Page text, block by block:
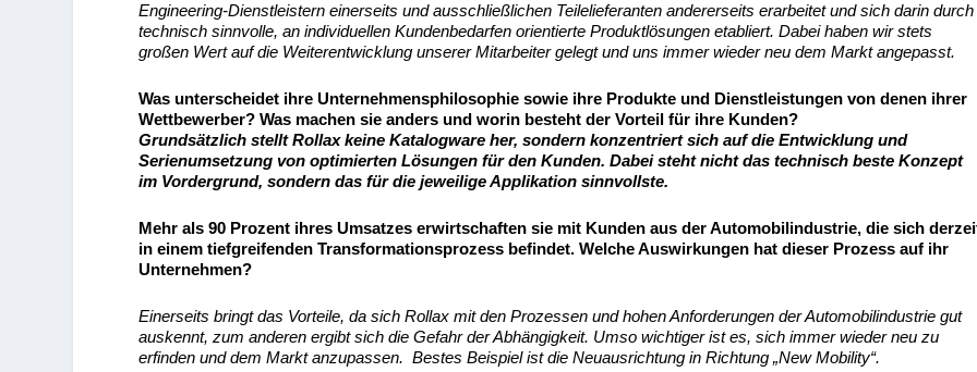
Engineering-Dienstleistern einerseits und ausschließlichen Teilelieferanten andererseits erarbeitet und sich darin durch
technisch sinnvolle, an individuellen Kundenbedarfen orientierte Produktlösungen etabliert. Dabei haben wir stets
großen Wert auf die Weiterentwicklung unserer Mitarbeiter gelegt und uns immer wieder neu dem Markt angepasst.
Was unterscheidet ihre Unternehmensphilosophie sowie ihre Produkte und Dienstleistungen von denen ihrer
Wettbewerber? Was machen sie anders und worin besteht der Vorteil für ihre Kunden?
Grundsätzlich stellt Rollax keine Katalogware her, sondern konzentriert sich auf die Entwicklung und
Serienumsetzung von optimierten Lösungen für den Kunden. Dabei steht nicht das technisch beste Konzept
im Vordergrund, sondern das für die jeweilige Applikation sinnvollste.
Mehr als 90 Prozent ihres Umsatzes erwirtschaften sie mit Kunden aus der Automobilindustrie, die sich
in einem tiefgreifenden Transformationsprozess befindet. Welche Auswirkungen hat dieser Prozess auf ihr
Unternehmen?
Einerseits bringt das Vorteile, da sich Rollax mit den Prozessen und hohen Anforderungen der Automobilindustrie gut
auskennt, zum anderen ergibt sich die Gefahr der Abhängigkeit. Umso wichtiger ist es, sich immer wieder neu zu
erfinden und dem Markt anzupassen. Bestes Beispiel ist die Neuausrichtung in Richtung „New Mobility“.